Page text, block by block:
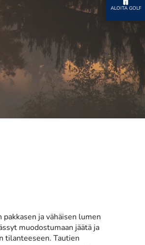
ALOITA GOLF
ja vähäisen lumen
muodostumaan jäätä ja
tilanteeseen. Tautien